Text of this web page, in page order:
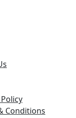
Conditions